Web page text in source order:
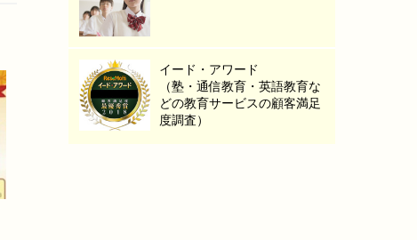
イード・アワード
（塾・通信教育・英語教育な
どの教育サービスの顧客満足
度調査）